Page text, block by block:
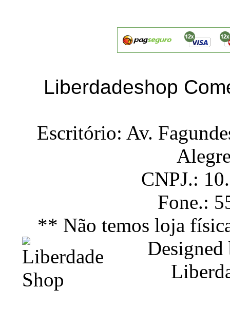
Liberdadeshop
Escritório: Av.
CNPJ.:
Fone.:
** Não temos loja